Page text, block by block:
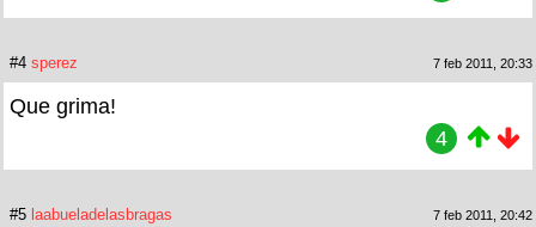
#4 sperez 7 feb 2011, 20:33
Que grima!
4
#5 laabueladelasbragas 7 feb 2011, 20:42